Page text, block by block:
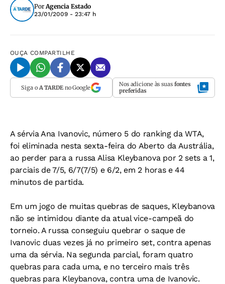
PorAgencia Estado
23/01/2009 - 23:47 h
OUÇA COMPARTILHE
Siga o A TARDEno Google Nos adicione às suas fontes
preferidas
A sérvia Ana Ivanovic, número 5 do ranking da WTA,
foi eliminada nesta sexta-feira do Aberto da Austrália,
ao perder para a russa Alisa Kleybanova por 2 sets a 1,
parciais de 7/5, 6/7(7/5) e 6/2, em 2 horas e 44
minutos de partida.
Em um jogo de muitas quebras de saques, Kleybanova
não se intimidou diante da atual vice-campeã do
torneio. A russa conseguiu quebrar o saque de
Ivanovic duas vezes já no primeiro set, contra apenas
uma da sérvia. Na segunda parcial, foram quatro
quebras para cada uma, e no terceiro mais três
quebras para Kleybanova, contra uma de Ivanovic.